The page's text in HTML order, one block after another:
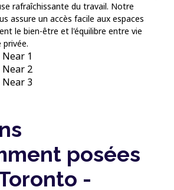
rafraîchissante du travail. Notre
assure un accès facile aux espaces
le bien-être et l'équilibre entre vie
posées
-